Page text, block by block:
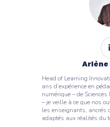
Arlène
Head of Learning
ans d’expérience en
numérique – de
– je veille à ce que nos
les enseignants, ancrés
adaptés aux réalités du